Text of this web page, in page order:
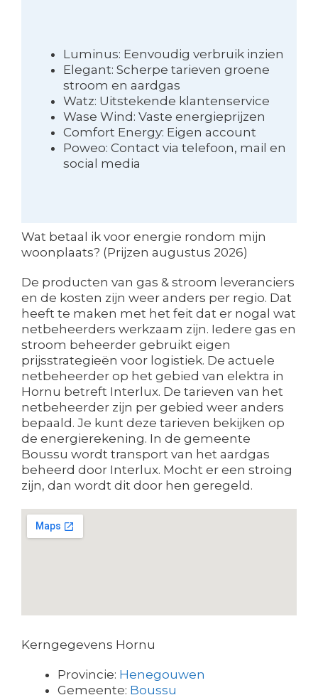
Luminus: Eenvoudig verbruik inzien
Elegant: Scherpe tarieven groene
stroom en aardgas
Watz: Uitstekende klantenservice
Wase Wind: Vaste energieprijzen
Comfort Energy: Eigen account
Poweo: Contact via telefoon, mail en
social media
Wat betaal ik voor energie rondom mijn
woonplaats? (Prijzen augustus 2026)
De producten van gas & stroom leveranciers
en de kosten zijn weer anders per regio. Dat
heeft te maken met het feit dat er nogal wat
netbeheerders werkzaam zijn. Iedere gas en
stroom beheerder gebruikt eigen
prijsstrategieën voor logistiek. De actuele
netbeheerder op het gebied van elektra in
Hornu betreft Interlux. De tarieven van het
netbeheerder zijn per gebied weer anders
bepaald. Je kunt deze tarieven bekijken op
de energierekening. In de gemeente
Boussu wordt transport van het aardgas
beheerd door Interlux. Mocht er een stroing
zijn, dan wordt dit door hen geregeld.
Kerngegevens Hornu
Provincie: Henegouwen
Gemeente: Boussu